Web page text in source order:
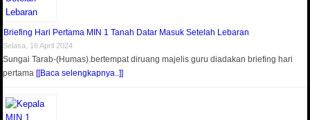
Briefing Hari Pertama MIN 1 Tanah Datar Masuk Setelah Lebaran
Selasa, 16 April 2024
Sungai Tarab-(Humas).bertempat diruang majelis guru diadakan briefing hari
pertama[[Baca selengkapnya..]]